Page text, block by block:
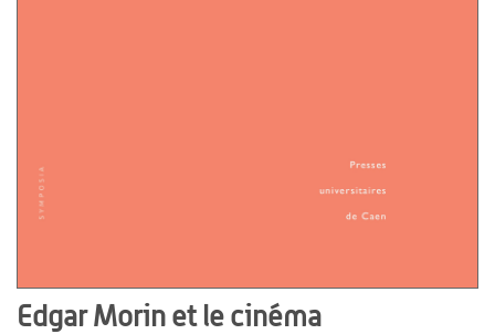
Edgar Morin et le cinéma